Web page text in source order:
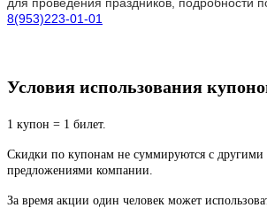
8(953)223-01-01
Условия использования
1 купон = 1 билет.
Скидки по купонам не суммируются с другими
предложениями компании.
За время акции один человек может